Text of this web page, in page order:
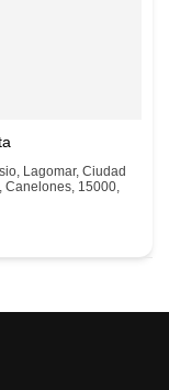
Lagomar, Ciudad
Canelones, 15000,